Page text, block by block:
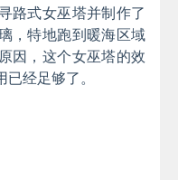
路式女巫塔并制作了
，特地跑到暖海区域
因，这个女巫塔的效
经足够了。